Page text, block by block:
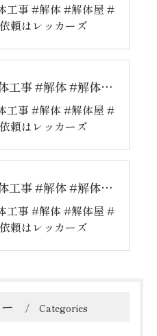
工事 #解体 #解体屋 #
頼はレッカーズ
#解体工事 #解体 #解体屋 #解体依頼はレッカーズ
工事 #解体 #解体屋 #
頼はレッカーズ
#解体工事 #解体 #解体屋 #解体依頼はレッカーズ
工事 #解体 #解体屋 #
頼はレッカーズ
Categories